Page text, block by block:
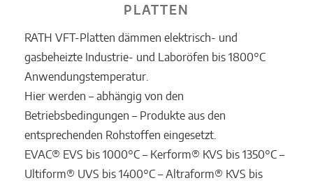
PLATTEN
RATH VFT-Platten dämmen elektrisch- und
gasbeheizte Industrie- und Laboröfen bis 1800°C
Anwendungstemperatur.
Hier werden – abhängig von den
Betriebsbedingungen – Produkte aus den
entsprechenden Rohstoffen eingesetzt.
EVAC® EVS bis 1000°C – Kerform® KVS bis 1350°C –
Ultiform® UVS bis 1400°C – Altraform® KVS bis